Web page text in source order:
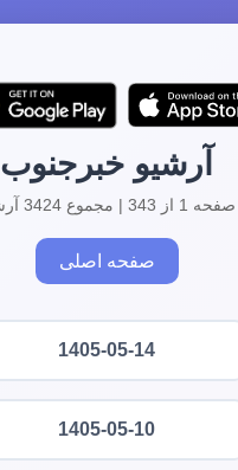
آرشیو خبرجنوب
صفحه 1 از 343 | مجموع 3424 آرشیو
صفحه اصلی
1405-05-14
1405-05-10